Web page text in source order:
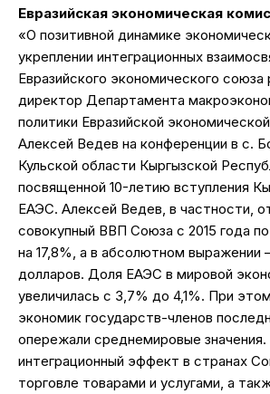
Евразийская экономическая
«О позитивной динамике
укреплении интеграционных
Евразийского экономического союза
директор Департамента
политики Евразийской
Алексей Ведев на конференции в с.
Кульской области Кыргызской
посвященной 10-летию вступления
ЕАЭС. Алексей Ведев, в частности,
совокупный ВВП Союза с 2015 года
на 17,8%, а в абсолютном выражении
долларов. Доля ЕАЭС в мировой
увеличилась с 3,7% до 4,1%. При
экономик государств-членов
опережали среднемировые
интеграционный эффект в странах
торговле товарами и услугами, а